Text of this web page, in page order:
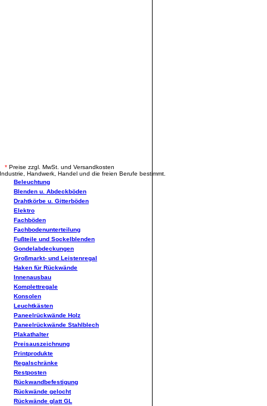
* Preise zzgl. MwSt. und Versandkosten
Handwerk, Handel und die freien Berufe bestimmt.
Beleuchtung
Blenden u. Abdeckböden
Drahtkörbe u. Gitterböden
Elektro
Fachböden
Fachbodenunterteilung
Fußteile und Sockelblenden
Gondelabdeckungen
Großmarkt- und Leistenregal
Haken für Rückwände
Innenausbau
Komplettregale
Konsolen
Leuchtkästen
Paneelrückwände Holz
Paneelrückwände Stahlblech
Plakathalter
Preisauszeichnung
Printprodukte
Regalschränke
Restposten
Rückwandbefestigung
Rückwände gelocht
Rückwände glatt GL